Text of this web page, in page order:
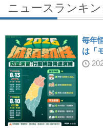
ニュースランキ
毎年
は「